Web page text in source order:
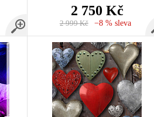
2 750 Kč
2 999 Kč −8 % sleva